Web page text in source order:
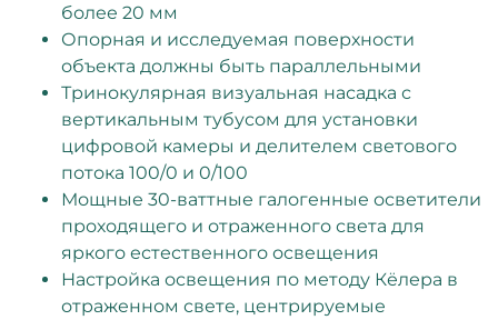
более 20 мм
Опорная и исследуемая поверхности
объекта должны быть параллельными
Тринокулярная визуальная насадка с
вертикальным тубусом для установки
цифровой камеры и делителем светового
потока 100/0 и 0/100
Мощные 30-ваттные галогенные осветители
проходящего и отраженного света для
яркого естественного освещения
Настройка освещения по методу Кёлера в
отраженном свете, центрируемые